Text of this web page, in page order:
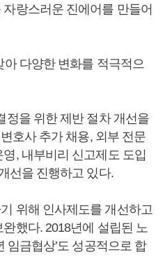
랑스러운 진에어를 만들어
다양한 변화를 적극적으
정을 위한 제반 절차 개선을
호사 추가 채용, 외부 전문
, 내부비리 신고제도 도입
선을 진행하고 있다.
위해 인사제도를 개선하고
했다. 2018년에 설립된 노
임금협상’도 성공적으로 합